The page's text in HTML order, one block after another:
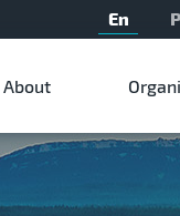
En
About